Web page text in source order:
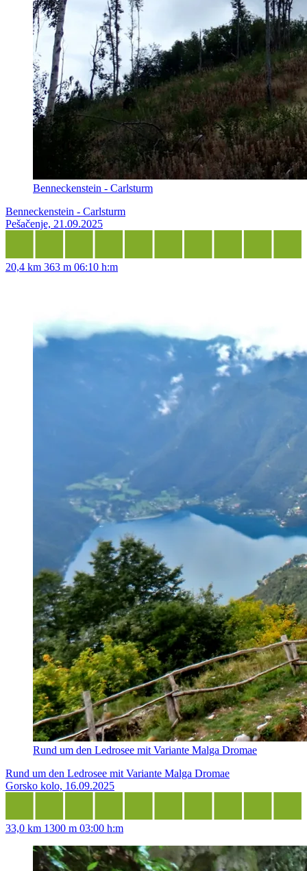
Benneckenstein - Carlsturm
Benneckenstein - Carlsturm
Pešačenje, 21.09.2025
20,4 km 363 m 06:10 h:m
Rund um den Ledrosee mit Variante Malga Dromae
Rund um den Ledrosee mit Variante Malga Dromae
Gorsko kolo, 16.09.2025
33,0 km 1300 m 03:00 h:m